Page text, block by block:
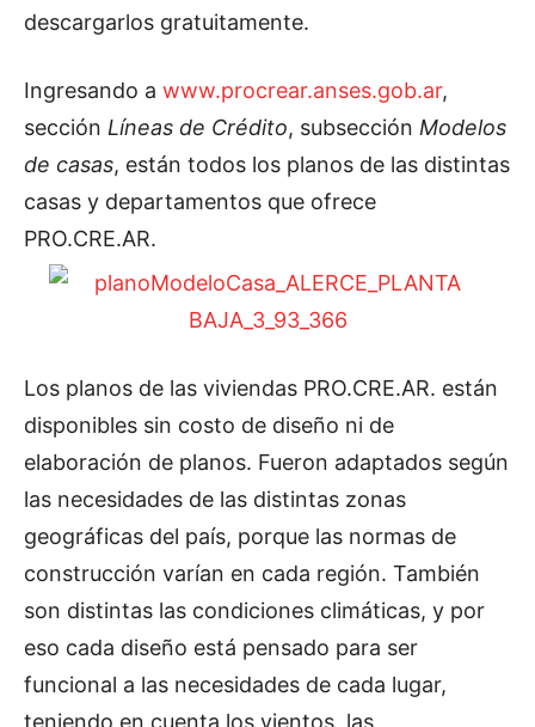
descargarlos gratuitamente.
Ingresando a www.procrear.anses.gob.ar,
sección Líneas de Crédito, subsección Modelos
de casas, están todos los planos de las distintas
casas y departamentos que ofrece
PRO.CRE.AR.
Los planos de las viviendas PRO.CRE.AR. están
disponibles sin costo de diseño ni de
elaboración de planos. Fueron adaptados según
las necesidades de las distintas zonas
geográficas del país, porque las normas de
construcción varían en cada región. También
son distintas las condiciones climáticas, y por
eso cada diseño está pensado para ser
funcional a las necesidades de cada lugar,
teniendo en cuenta los vientos, las